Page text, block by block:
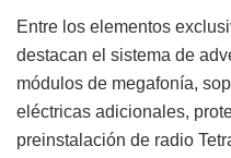
Entre los elementos
destacan el sistema de
módulos de megafonía,
eléctricas adicionales,
preinstalación de radio